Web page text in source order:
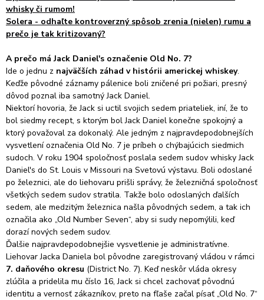
whisky či rumom!
Solera - odhaľte kontroverzný spôsob zrenia (nielen) rumu a
prečo je tak kritizovaný?
A prečo má Jack Daniel's označenie Old No. 7?
Ide o jednu z najväčších záhad v histórii americkej whiskey.
Keďže pôvodné záznamy pálenice boli zničené pri požiari, presný
dôvod poznal iba samotný Jack Daniel.
Niektorí hovoria, že Jack si uctil svojich sedem priateliek, iní, že to
bol siedmy recept, s ktorým bol Jack Daniel konečne spokojný a
ktorý považoval za dokonalý. Ale jedným z najpravdepodobnejších
vysvetlení označenia Old No. 7 je príbeh o chýbajúcich siedmich
sudoch. V roku 1904 spoločnosť poslala sedem sudov whisky Jack
Daniel's do St. Louis v Missouri na Svetovú výstavu. Boli odoslané
po železnici, ale do liehovaru prišli správy, že železničná spoločnosť
všetkých sedem sudov stratila. Takže bolo odoslaných ďalších
sedem, ale medzitým železnica našla pôvodných sedem, a tak ich
označila ako „Old Number Seven“, aby si sudy nepomýlili, keď
dorazí nových sedem sudov.
Ďalšie najpravdepodobnejšie vysvetlenie je administratívne.
Liehovar Jacka Daniela bol pôvodne zaregistrovaný vládou v rámci
7. daňového okresu (District No. 7). Keď neskôr vláda okresy
zlúčila a pridelila mu číslo 16, Jack si chcel zachovať pôvodnú
identitu a vernosť zákazníkov, preto na fľaše začal písať „Old No. 7“